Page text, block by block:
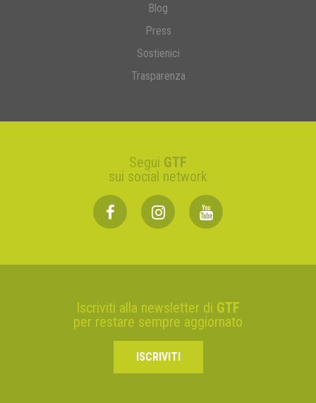
Blog
Press
Sostienici
Trasparenza
Segui GTF
sui social network
Iscriviti alla newsletter di GTF
per restare sempre aggiornato
ISCRIVITI